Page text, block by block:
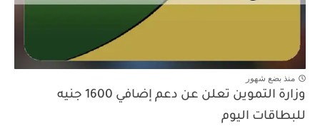
منذ بضع شهور
وزارة التموين تعلن عن دعم إضافي 1600 جنيه
للبطاقات اليوم